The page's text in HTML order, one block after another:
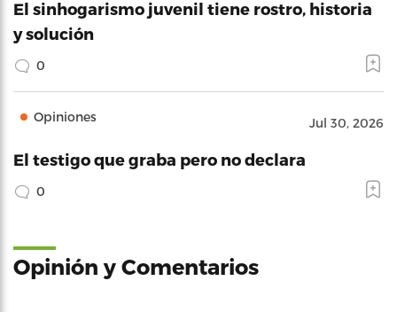
El sinhogarismo juvenil tiene rostro, historia
y solución
0
Opiniones Jul 30, 2026
El testigo que graba pero no declara
0
Opinión y Comentarios